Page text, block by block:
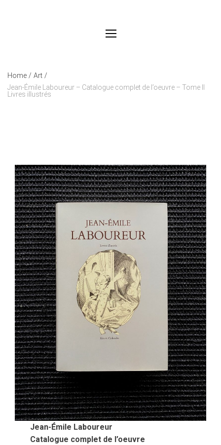
Home / Art /
Jean-Émile Laboureur – Catalogue complet de l’oeuvre – Tome II
Livres illustrés
Jean-Émile Laboureur
Catalogue complet de l’oeuvre